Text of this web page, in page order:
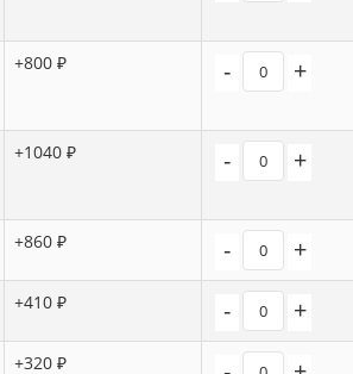
+800 ₽ - +
+1040 ₽ - +
+860 ₽ - +
+410 ₽ - +
+320 ₽